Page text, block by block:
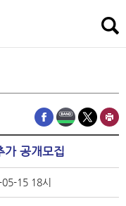
가 공개모집
15 18시